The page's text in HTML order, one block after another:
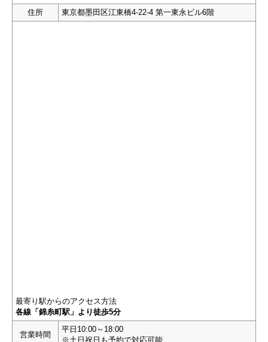
住所 東京都墨田区江東橋4-22-4 第一東永ビル6階
最寄り駅からのアクセス方法
各線「錦糸町駅」より徒歩5分
営業時間
平日10:00～18:00
※土日祝日も予約で対応可能